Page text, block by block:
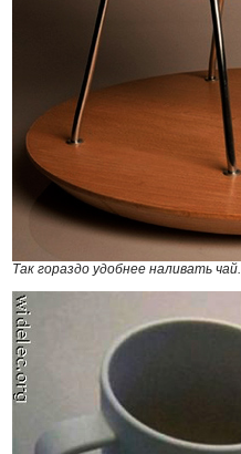
Так гораздо удобнее наливать чай.